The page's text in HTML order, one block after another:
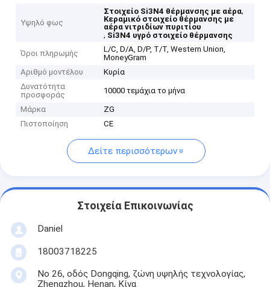
Υψηλό φως
Στοιχείο Si3N4 θέρμανσης με αέρα,
Κεραμικό στοιχείο θέρμανσης με
αέρα νιτριδίων πυριτίου
, Si3N4 υγρό στοιχείο θέρμανσης
Όροι πληρωμής
L/C, D/A, D/P, T/T, Western Union,
MoneyGram
Αριθμό μοντέλου
Κυρία
Δυνατότητα
προσφοράς
10000 τεμάχια το μήνα
Μάρκα
ZG
Πιστοποίηση
CE
Δείτε περισσότερων
Στοιχεία Επικοινωνίας
Daniel
18003718225
Νο 26, οδός Dongqing, ζώνη υψηλής τεχνολογίας,
Zhengzhou, Henan, Κίνα